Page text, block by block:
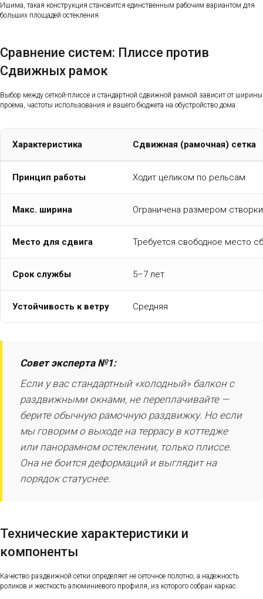
Ишима, такая конструкция становится единственным рабочим вариантом для
больших площадей остекления.
Сравнение систем: Плиссе против
Сдвижных рамок
Выбор между сеткой-плиссе и стандартной сдвижной рамкой зависит от ширины
проема, частоты использования и вашего бюджета на обустройство дома.
Характеристика Сдвижная (рамочная) сетка
Принцип работы Ходит целиком по рельсам
Макс. ширина Ограничена размером створки
Место для сдвига Требуется свободное место
Срок службы 5–7 лет
Устойчивость к ветру Средняя
Совет эксперта №1:
Если у вас стандартный «холодный» балкон с
раздвижными окнами, не переплачивайте —
берите обычную рамочную раздвижку. Но если
мы говорим о выходе на террасу в коттедже
или панорамном остеклении, только плиссе.
Она не боится деформаций и выглядит на
порядок статуснее.
Технические характеристики и
компоненты
Качество раздвижной сетки определяет не сеточное полотно, а надежность
роликов и жесткость алюминиевого профиля, из которого собран каркас.